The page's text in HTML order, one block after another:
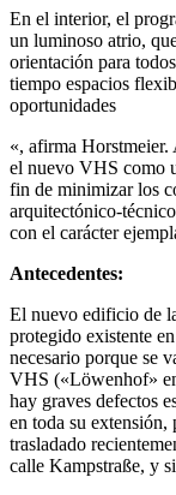
En el interior, el
un luminoso atrio,
orientación para
tiempo espacios
oportunidades
«, afirma
el nuevo VHS como
fin de minimizar los
arquitectónico-
con el carácter
Antecedentes:
El nuevo edificio de
protegido existente
necesario porque se
VHS («Löwenhof»
hay graves defectos
en toda su
trasladado
calle Kampstraße, y